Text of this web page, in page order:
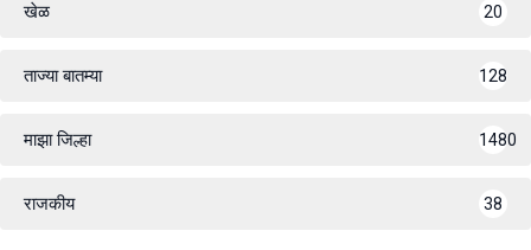
खेळ 20
ताज्या बातम्या 128
माझा जिल्हा 1480
राजकीय 38